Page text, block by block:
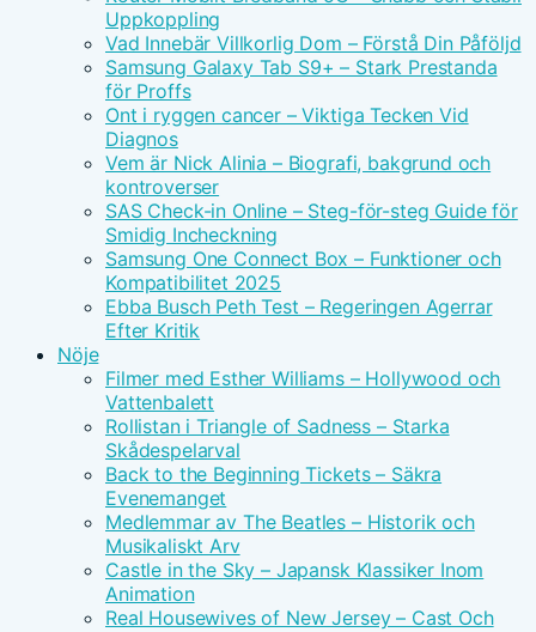
Uppkoppling
Vad Innebär Villkorlig Dom – Förstå Din Påföljd
Samsung Galaxy Tab S9+ – Stark Prestanda
för Proffs
Ont i ryggen cancer – Viktiga Tecken Vid
Diagnos
Vem är Nick Alinia – Biografi, bakgrund och
kontroverser
SAS Check-in Online – Steg-för-steg Guide för
Smidig Incheckning
Samsung One Connect Box – Funktioner och
Kompatibilitet 2025
Ebba Busch Peth Test – Regeringen Agerrar
Efter Kritik
Nöje
Filmer med Esther Williams – Hollywood och
Vattenbalett
Rollistan i Triangle of Sadness – Starka
Skådespelarval
Back to the Beginning Tickets – Säkra
Evenemanget
Medlemmar av The Beatles – Historik och
Musikaliskt Arv
Castle in the Sky – Japansk Klassiker Inom
Animation
Real Housewives of New Jersey – Cast Och